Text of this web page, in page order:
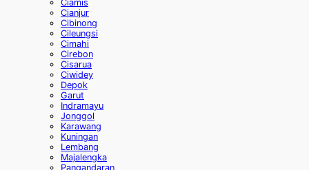
Ciamis
Cianjur
Cibinong
Cileungsi
Cimahi
Cirebon
Cisarua
Ciwidey
Depok
Garut
Indramayu
Jonggol
Karawang
Kuningan
Lembang
Majalengka
Pangandaran